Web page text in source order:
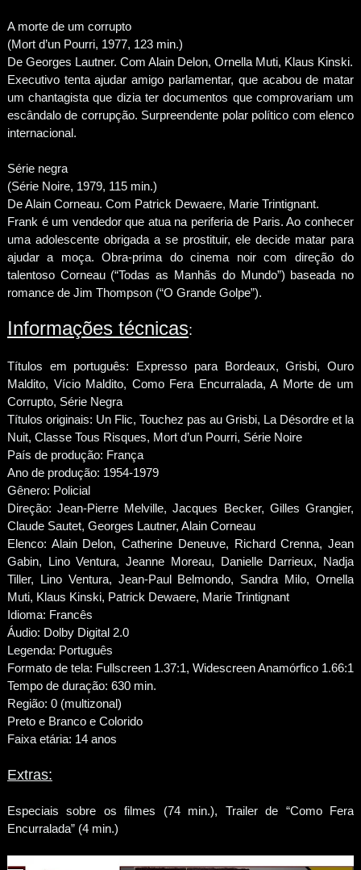
A morte de um corrupto
(Mort d’un Pourri, 1977, 123 min.)
De Georges Lautner. Com Alain Delon, Ornella Muti, Klaus Kinski.
Executivo tenta ajudar amigo parlamentar, que acabou de matar
um chantagista que dizia ter documentos que comprovariam um
escândalo de corrupção. Surpreendente polar político com elenco
internacional.
Série negra
(Série Noire, 1979, 115 min.)
De Alain Corneau. Com Patrick Dewaere, Marie Trintignant.
Frank é um vendedor que atua na periferia de Paris. Ao conhecer
uma adolescente obrigada a se prostituir, ele decide matar para
ajudar a moça. Obra-prima do cinema noir com direção do
talentoso Corneau (“Todas as Manhãs do Mundo”) baseada no
romance de Jim Thompson (“O Grande Golpe”).
Informações técnicas:
Títulos em português: Expresso para Bordeaux, Grisbi, Ouro
Maldito, Vício Maldito, Como Fera Encurralada, A Morte de um
Corrupto, Série Negra
Títulos originais: Un Flic, Touchez pas au Grisbi, La Désordre et la
Nuit, Classe Tous Risques, Mort d’un Pourri, Série Noire
País de produção: França
Ano de produção: 1954-1979
Gênero: Policial
Direção: Jean-Pierre Melville, Jacques Becker, Gilles Grangier,
Claude Sautet, Georges Lautner, Alain Corneau
Elenco: Alain Delon, Catherine Deneuve, Richard Crenna, Jean
Gabin, Lino Ventura, Jeanne Moreau, Danielle Darrieux, Nadja
Tiller, Lino Ventura, Jean-Paul Belmondo, Sandra Milo, Ornella
Muti, Klaus Kinski, Patrick Dewaere, Marie Trintignant
Idioma: Francês
Áudio: Dolby Digital 2.0
Legenda: Português
Formato de tela: Fullscreen 1.37:1, Widescreen Anamórfico 1.66:1
Tempo de duração: 630 min.
Região: 0 (multizonal)
Preto e Branco e Colorido
Faixa etária: 14 anos
Extras:
Especiais sobre os filmes (74 min.), Trailer de “Como Fera
Encurralada” (4 min.)